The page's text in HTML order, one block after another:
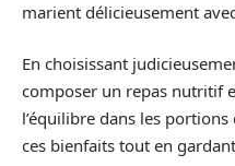
marient délicieusement
En choisissant
composer un repas nutritif
l’équilibre dans les
ces bienfaits tout en